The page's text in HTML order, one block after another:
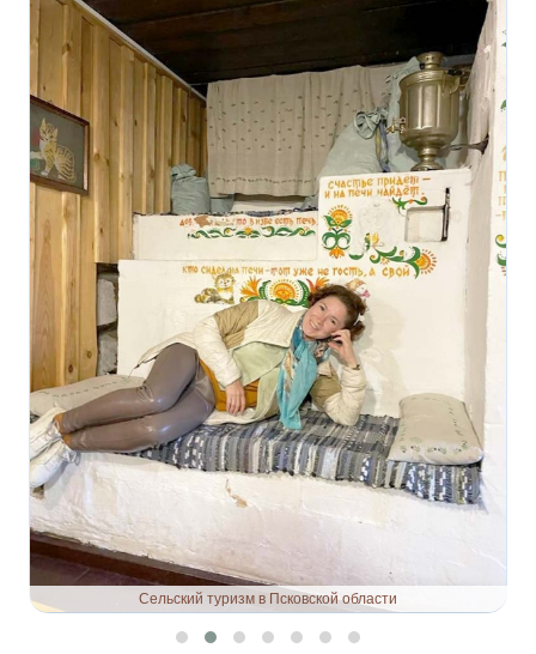
Сельский туризм в Псковской области